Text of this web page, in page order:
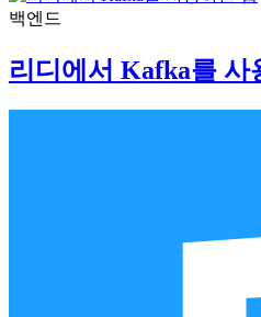
백엔드
리디에서 Kafka를 사